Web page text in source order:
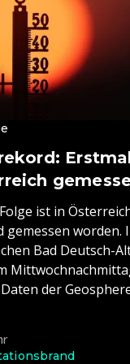
ist in
worden.
Bad Deutsch-
der